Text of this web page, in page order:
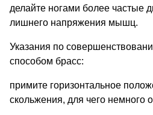
делайте ногами более частые
лишнего напряжения мышц.
Указания по
способом брасс:
примите горизонтальное
скольжения, для чего немного